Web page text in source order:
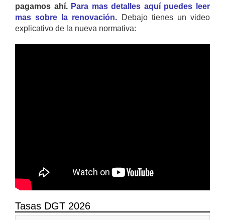
pagamos ahí. Para mas detalles aquí puedes leer
mas sobre la renovación. Debajo tienes un video
explicativo de la nueva normativa:
Tasas DGT 2026